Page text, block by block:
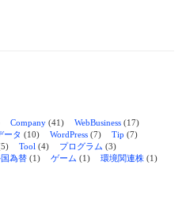
Company (41) WebBusiness (17)
ータ (10) WordPress (7) Tip (7)
Tool (4) プログラム (3)
為替 (1) ゲーム (1) 環境関連株 (1)